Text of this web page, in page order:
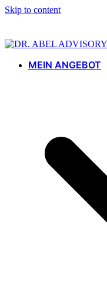
Skip to content
MEIN ANGEBOT